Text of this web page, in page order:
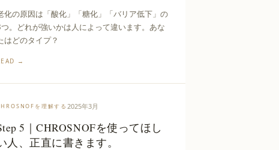
化の原因は「酸化」「糖化」「バリア低下」の
。どれが強いかは人によって違います。あな
はどのタイプ？
→
を理解する 2025年3月
5｜CHROSNOFを使ってほし
人、正直に書きます。